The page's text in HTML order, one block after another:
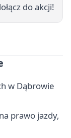
do akcji!
w Dąbrowie
prawo jazdy,